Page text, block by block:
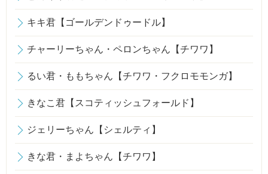
キキ君【ゴールデンドゥードル】
チャーリーちゃん・ペロンちゃん【チワワ】
るい君・ももちゃん【チワワ・フクロモモンガ】
きなこ君【スコティッシュフォールド】
ジェリーちゃん【シェルティ】
きな君・まよちゃん【チワワ】